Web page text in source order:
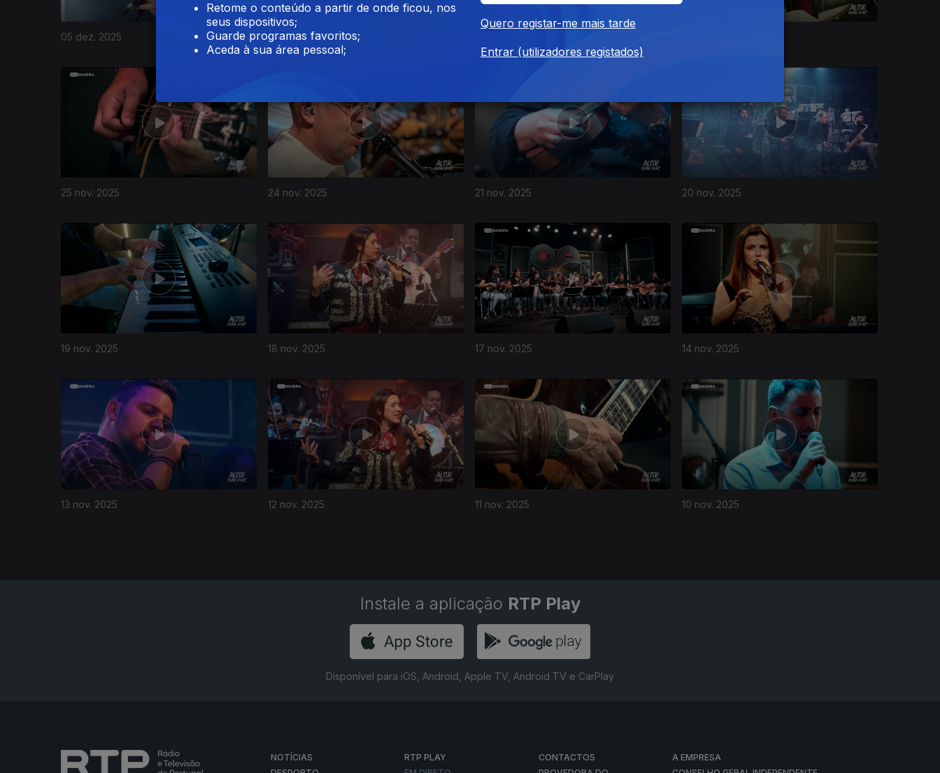
05 dez. 2025 01 dez. 2025
25 nov. 2025 24 nov. 2025 21 nov. 2025 20 nov. 2025
19 nov. 2025 18 nov. 2025 17 nov. 2025 14 nov. 2025
13 nov. 2025 12 nov. 2025 11 nov. 2025 10 nov. 2025
888443
Instale a aplicação RTP Play
Disponível para iOS, Android, Apple TV, Android TV e CarPlay
NOTÍCIAS
RTP PLAY
CONTACTOS
A EMPRESA
Retome o conteúdo a partir de onde ficou, nos
seus dispositivos;
Guarde programas favoritos;
Aceda à sua área pessoal;
Quero registar-me mais tarde
Entrar (utilizadores registados)